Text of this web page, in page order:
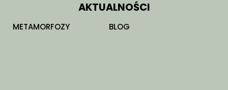
AKTUALNOŚCI
METAMORFOZY BLOG